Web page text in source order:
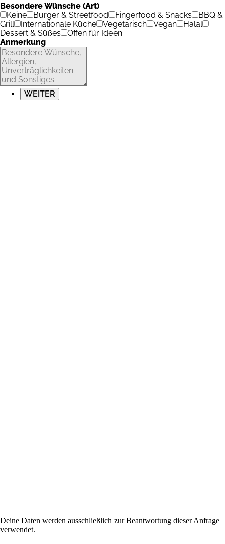
Deine Daten werden ausschließlich zur Beantwortung dieser Anfrage
verwendet.